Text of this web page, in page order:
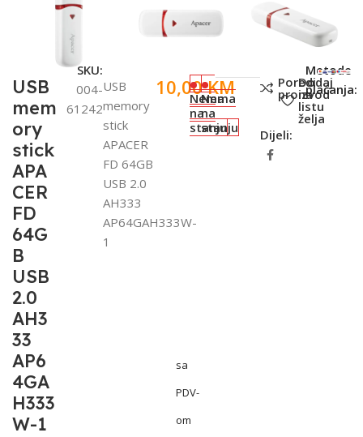
USB
mem
ory
stick
APA
CER
FD
64G
B
USB
2.0
AH3
33
AP6
4GA
H333
W-1
SKU:
004-
61242
USB
memory
stick
APACER
FD 64GB
USB 2.0
AH333
AP64GAH333W-
1
10,00KM
sa
PDV-
om
Nema
na
stanju
Nema
na
stanju
Poredi
proizvod
Dodaj
na
listu
želja
Dijeli:
Metode
plaćanja: